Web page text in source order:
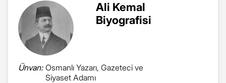
Ali Kemal
Biyografisi
Ünvan: Osmanlı Yazarı, Gazeteci ve
Siyaset Adamı